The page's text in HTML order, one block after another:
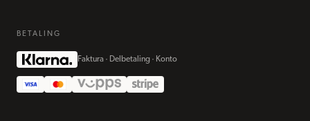
BETALING
Faktura · Delbetaling · Konto